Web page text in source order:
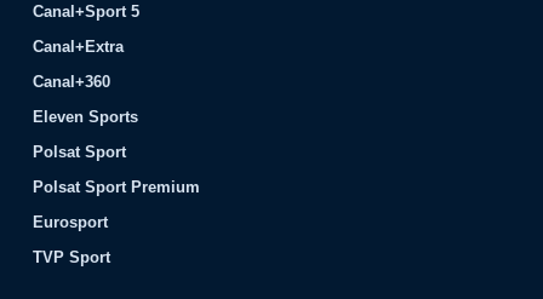
Canal+Sport 5
Canal+Extra
Canal+360
Eleven Sports
Polsat Sport
Polsat Sport Premium
Eurosport
TVP Sport